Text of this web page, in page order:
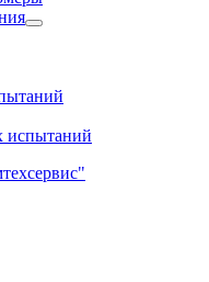
испытаний